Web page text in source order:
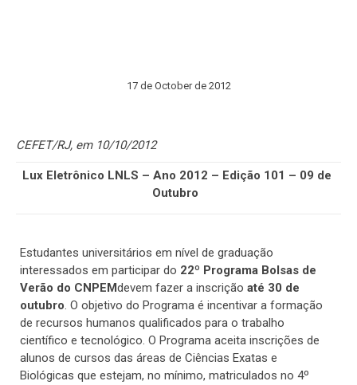
17 de October de 2012
CEFET/RJ, em 10/10/2012
Lux Eletrônico LNLS – Ano 2012 – Edição 101 – 09 de
Outubro
Estudantes universitários em nível de graduação
interessados em participar do 22º Programa Bolsas de
Verão do CNPEMdevem fazer a inscrição até 30 de
outubro. O objetivo do Programa é incentivar a formação
de recursos humanos qualificados para o trabalho
científico e tecnológico. O Programa aceita inscrições de
alunos de cursos das áreas de Ciências Exatas e
Biológicas que estejam, no mínimo, matriculados no 4º